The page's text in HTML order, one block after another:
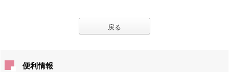
戻る
便利情報